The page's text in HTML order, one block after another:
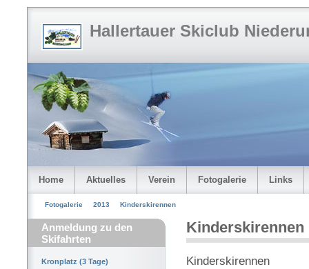
Hallertauer Skiclub
Home Aktuelles Verein Fotogalerie Links
Fotogalerie 2013 Kinderskirennen
Anmeldung zu den
Skifahrten
Kronplatz (3 Tage)
Kinderskirennen
Kinderskirennen